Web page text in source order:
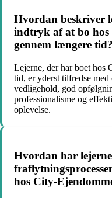
Hvordan beskriver
indtryk af at bo
gennem længere tid?
Lejerne, der har boet
tid, er yderst tilfredse
vedligehold, god
professionalisme og
oplevelse.
Hvordan har
hos City-